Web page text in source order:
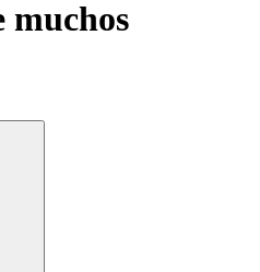
muchos